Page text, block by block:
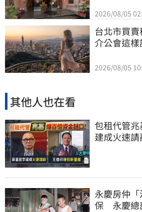
2026/08/05
台北市買
介公會這樣
2026/08/05
其他人也在看
包租代管
建成火速
永慶房仲
保 永慶總